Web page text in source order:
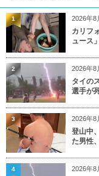
2026年8
カリフ
ュース
1
2026年8
タイの
選手が
2
2026年8
登山中
た男性
3
2026年8
4